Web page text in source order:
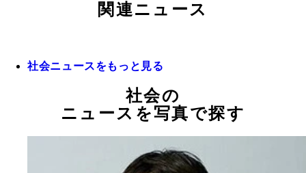
関連ニュース
社会ニュースをもっと見る
社会の
ニュースを写真で探す